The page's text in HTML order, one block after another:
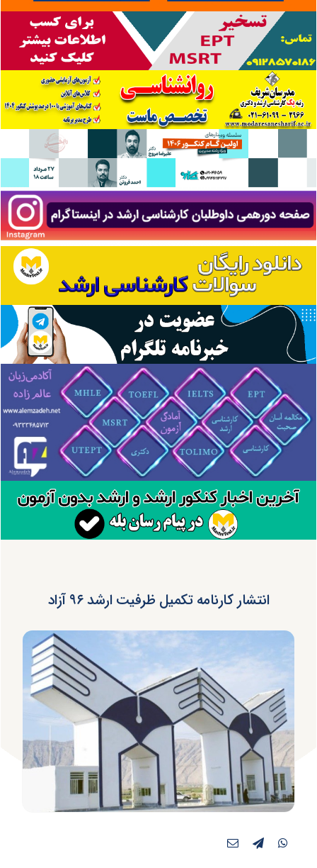
انتشار کارنامه تکمیل ظرفیت ارشد ۹۶ آزاد